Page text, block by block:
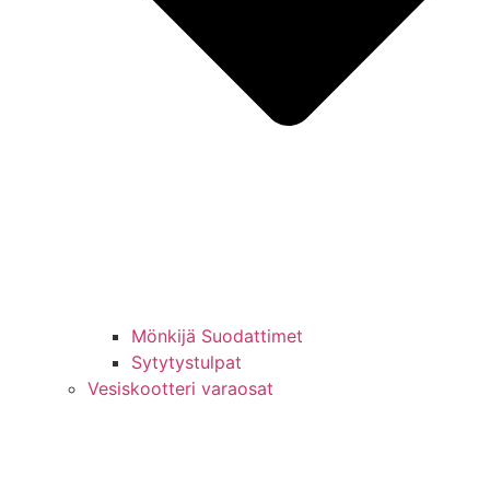
Mönkijä Suodattimet
Sytytystulpat
Vesiskootteri varaosat